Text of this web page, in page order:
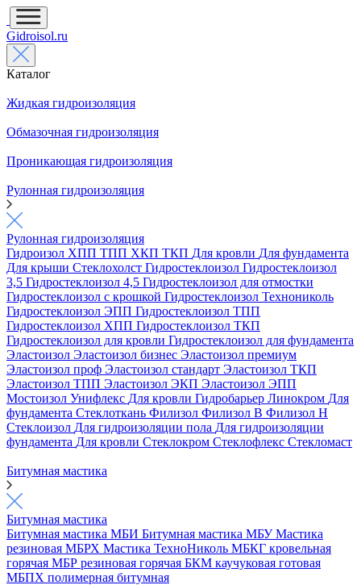
Gidroisol.ru
Каталог
Жидкая гидроизоляция
Обмазочная гидроизоляция
Проникающая гидроизоляция
Рулонная гидроизоляция
Рулонная гидроизоляция
Гидроизол ХПП ТПП ХКП ТКП Для кровли Для фундамента
Для крыши Стеклохолст Гидростеклоизол Гидростеклоизол
3,5 Гидростеклоизол 4,5 Гидростеклоизол для отмостки
Гидростеклоизол с крошкой Гидростеклоизол Технониколь
Гидростеклоизол ЭПП Гидростеклоизол ТПП
Гидростеклоизол ХПП Гидростеклоизол ТКП
Гидростеклоизол для кровли Гидростеклоизол для фундамента
Эластоизол Эластоизол бизнес Эластоизол премиум
Эластоизол проф Эластоизол стандарт Эластоизол ТКП
Эластоизол ТПП Эластоизол ЭКП Эластоизол ЭПП
Мостоизол Унифлекс Для кровли Гидробарьер Линокром Для
фундамента Стеклоткань Филизол Филизол В Филизол Н
Стеклоизол Для гидроизоляции пола Для гидроизоляции
фундамента Для кровли Стеклокром Стеклофлекс Стекломаст
Битумная мастика
Битумная мастика
Битумная мастика МБИ Битумная мастика МБУМастика
резиновая МБРХ Мастика ТехноНиколь МБКГ кровельная
горячая МБР резиновая горячая БКМ каучуковая готовая
МБПХ полимерная битумная